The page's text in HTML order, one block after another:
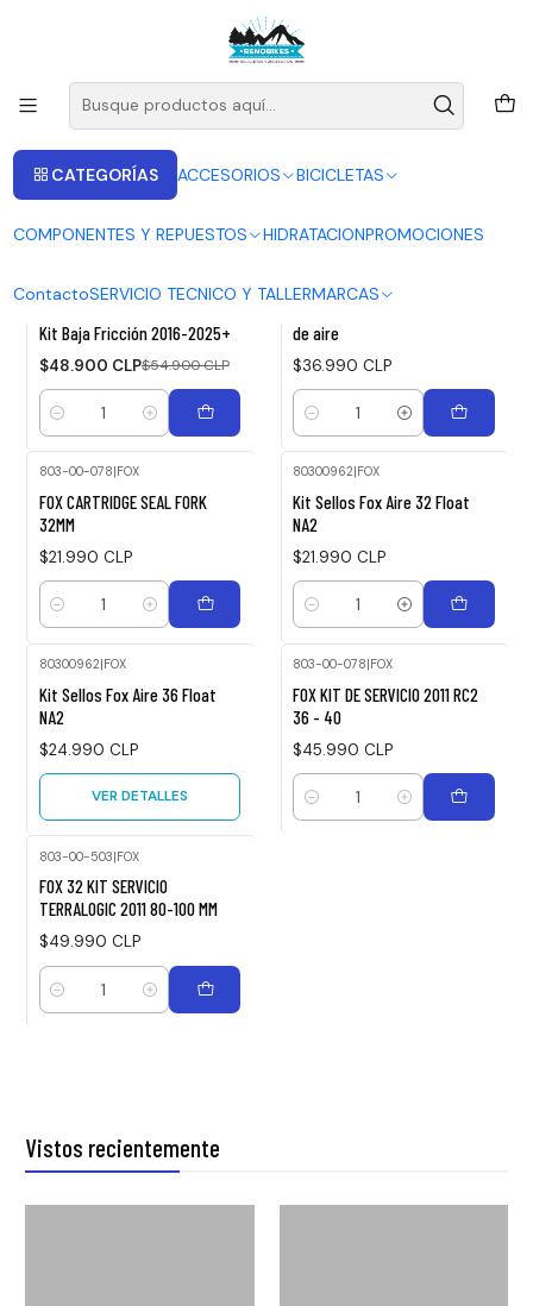
CATEGORÍAS ACCESORIOS BICICLETAS
COMPONENTES Y REPUESTOS HIDRATACIONPROMOCIONES
ContactoSERVICIO TECNICO Y TALLERMARCAS
ENVIOS A LAS RECIONES V - IV - RM DESDE 2.990
Retenes
FILTROS
-11%
Kit Baja Fricción 2016-2025+
$48.900 CLP$54.900 CLP
Cantidad
de aire
$36.990 CLP
Cantidad
803-00-078 FOX
FOX CARTRIDGE SEAL FORK
32MM
$21.990 CLP
Cantidad
80300962 FOX
Kit Sellos Fox Aire 32 Float
NA2
$21.990 CLP
Cantidad
80300962|FOX
Kit Sellos Fox Aire 36 Float
NA2
$24.990 CLP
VER DETALLES
803-00-078|FOX
FOX KIT DE SERVICIO 2011 RC2
36 - 40
$45.990 CLP
Cantidad
803-00-503|FOX
FOX 32 KIT SERVICIO
TERRALOGIC 2011 80-100 MM
$49.990 CLP
Cantidad
Vistos recientemente